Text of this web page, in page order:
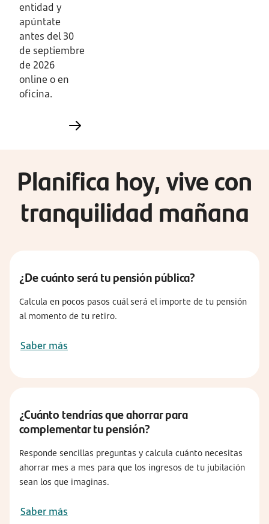
entidad y
apúntate
antes del 30
de septiembre
de 2026
online o en
oficina.
Planifica hoy, vive con
tranquilidad mañana
¿De cuánto será tu pensión pública?
Calcula en pocos pasos cuál será el importe de tu pensión
al momento de tu retiro.
Saber más
¿Cuánto tendrías que ahorrar para
complementar tu pensión?
Responde sencillas preguntas y calcula cuánto necesitas
ahorrar mes a mes para que los ingresos de tu jubilación
sean los que imaginas.
Saber más